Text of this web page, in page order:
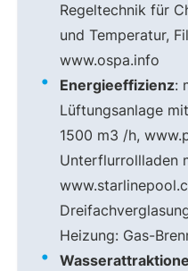
Regeltechnik für
und Temperatur,
www.ospa.info
Energieeffizienz:
Lüftungsanlage
1500 m3 /h,
Unterflurrollladen
Heizung: Gas-